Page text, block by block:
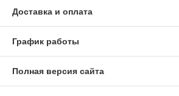
Доставка и оплата
График работы
Полная версия сайта